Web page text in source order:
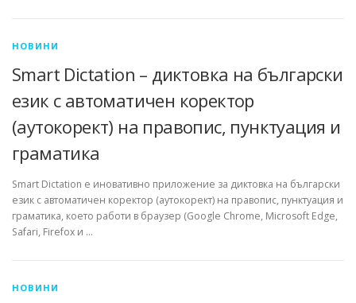
НОВИНИ
Smart Dictation – диктовка на български
език с автоматичен коректор
(аутокорект) на правопис, пунктуация и
граматика
Smart Dictation е иновативно приложение за диктовка на български
език с автоматичен коректор (аутокорект) на правопис, пунктуация и
граматика, което работи в браузер (Google Chrome, Microsoft Edge,
Safari, Firefox и …
НОВИНИ